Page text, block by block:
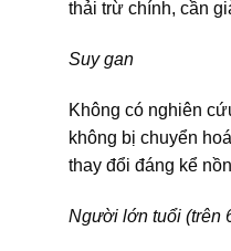
thải trừ chính, cần
Suy gan
Không có nghiên
không bị chuyển
thay đổi đáng kể
Người lớn tuổi (trên